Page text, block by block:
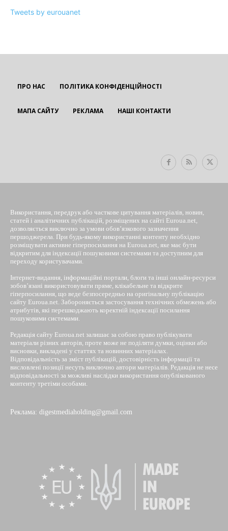
Tweets by eurouanet
ПРО НАС ПОЛІТИКА КОНФІДЕНЦІЙНОСТІ
МАПА САЙТУ РЕКЛАМА НАШІ КОНТАКТИ
Використання, передрук або часткове цитування матеріалів, новин,
статей і аналітичних публікацій, розміщених на сайті Euroua.net,
дозволяється виключно за умови обов’язкового зазначення
першоджерела. При будь-якому використанні контенту необхідно
розміщувати активне гіперпосилання на Euroua.net, яке має бути
відкритим для індексації пошуковими системами та доступним для
переходу користувачами.
Інтернет-видання, інформаційні портали, блоги та інші онлайн-ресурси
зобов’язані використовувати пряме, клікабельне та відкрите
гіперпосилання, що веде безпосередньо на оригінальну публікацію
сайту Euroua.net. Забороняється застосування технічних обмежень або
атрибутів, які перешкоджають коректній індексації посилання
пошуковими системами.
Редакція сайту Euroua.net залишає за собою право публікувати
матеріали різних авторів, проте може не поділяти думки, оцінки або
висновки, викладені у статтях та новинних матеріалах.
Відповідальність за зміст публікацій, достовірність інформації та
висловлені позиції несуть виключно автори матеріалів. Редакція не несе
відповідальності за можливі наслідки використання опублікованого
контенту третіми особами.
Реклама: digestmediaholding@gmail.com